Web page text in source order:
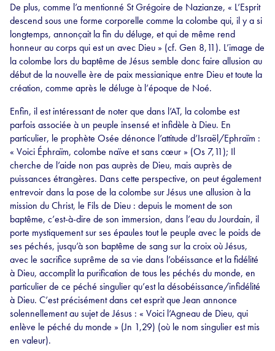
De plus, comme l’a mentionné St Grégoire de Nazianze, « L’Esprit
descend sous une forme corporelle comme la colombe qui, il y a si
longtemps, annonçait la fin du déluge, et qui de même rend
honneur au corps qui est un avec Dieu » (cf. Gen 8,11). L’image de
la colombe lors du baptême de Jésus semble donc faire allusion au
début de la nouvelle ère de paix messianique entre Dieu et toute la
création, comme après le déluge à l’époque de Noé.
Enfin, il est intéressant de noter que dans l’AT, la colombe est
parfois associée à un peuple insensé et infidèle à Dieu. En
particulier, le prophète Osée dénonce l’attitude d’Israël/Ephraïm :
« Voici Éphraïm, colombe naïve et sans cœur » (Os 7,11); Il
cherche de l’aide non pas auprès de Dieu, mais auprès de
puissances étrangères. Dans cette perspective, on peut également
entrevoir dans la pose de la colombe sur Jésus une allusion à la
mission du Christ, le Fils de Dieu : depuis le moment de son
baptême, c’est-à-dire de son immersion, dans l’eau du Jourdain, il
porte mystiquement sur ses épaules tout le peuple avec le poids de
ses péchés, jusqu’à son baptême de sang sur la croix où Jésus,
avec le sacrifice suprême de sa vie dans l’obéissance et la fidélité
à Dieu, accomplit la purification de tous les péchés du monde, en
particulier de ce péché singulier qu’est la désobéissance/infidélité
à Dieu. C’est précisément dans cet esprit que Jean annonce
solennellement au sujet de Jésus : « Voici l’Agneau de Dieu, qui
enlève le péché du monde » (Jn 1,29) (où le nom singulier est mis
en valeur).